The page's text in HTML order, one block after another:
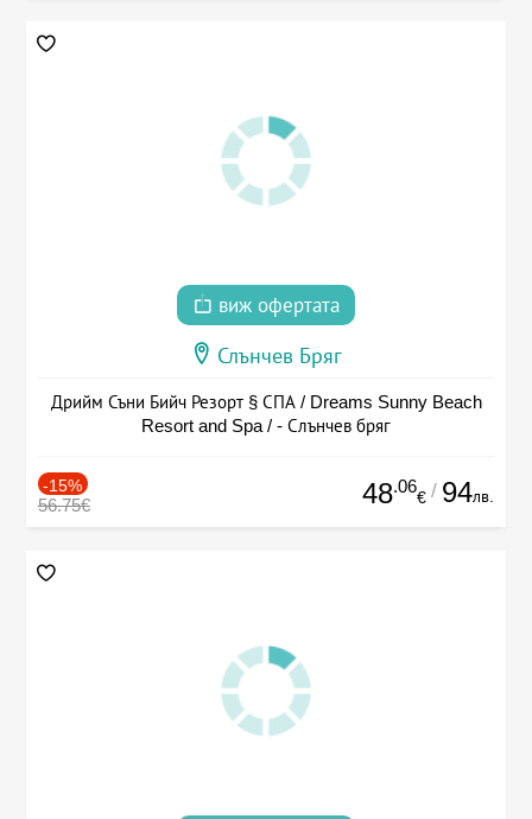
виж офертата
Слънчев Бряг
Дрийм Съни Бийч Резорт § СПА / Dreams Sunny Beach
Resort and Spa / - Слънчев бряг
-15%
56.75€ 48.06
€ / 94лв.